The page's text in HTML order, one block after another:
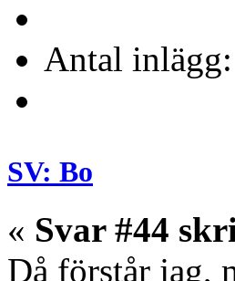
Antal
SV: Bo
« Svar #44
Då förstår jag,